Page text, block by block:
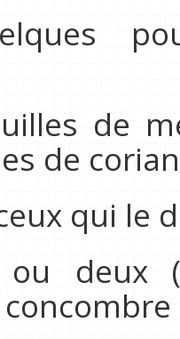
de
de
qui le
ou deux